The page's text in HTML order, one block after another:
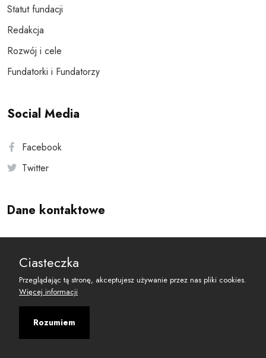
Statut fundacji
Redakcja
Rozwój i cele
Fundatorki i Fundatorzy
Social Media
Facebook
Twitter
Dane kontaktowe
reset@resetobywatelski.pl
Ciasteczka
Przeglądając tą stronę, akceptujesz używanie przez nas pliki cookies.
Więcej informacji
Rozumiem